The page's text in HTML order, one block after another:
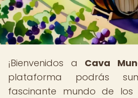
¡Bienvenidos a Cava
plataforma podrás
fascinante mundo de los